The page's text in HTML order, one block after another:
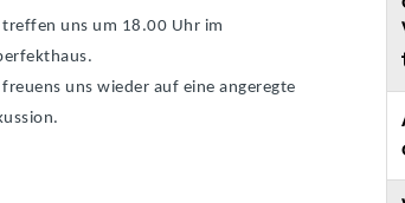
uns um 18.00 Uhr im
uns wieder auf eine angeregte